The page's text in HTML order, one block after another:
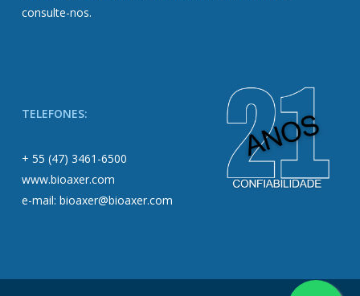
consulte-nos.
TELEFONES:
+ 55 (47) 3461-6500
www.bioaxer.com
e-mail: bioaxer@bioaxer.com